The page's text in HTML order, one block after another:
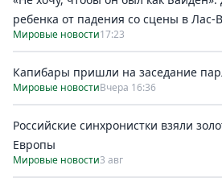
ребенка от падения со сцены в Лас-
Мировые новости17:23
Капибары пришли на заседание
Мировые новостиВчера 16:36
Российские синхронистки взяли
Европы
Мировые новости3 авг